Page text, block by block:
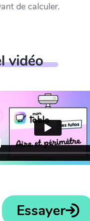
de calculer.
vidéo
Essayer